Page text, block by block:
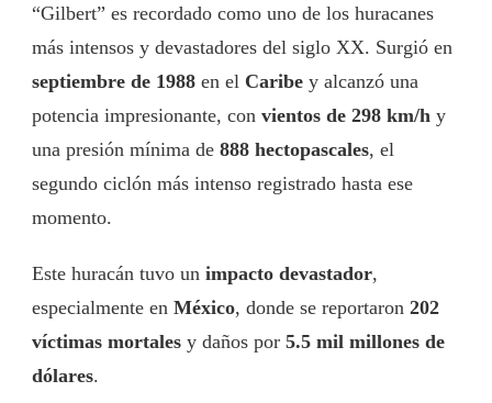
“Gilbert” es recordado como uno de los huracanes
más intensos y devastadores del siglo XX. Surgió en
septiembre de 1988 en el Caribe y alcanzó una
potencia impresionante, con vientos de 298 km/h y
una presión mínima de 888 hectopascales, el
segundo ciclón más intenso registrado hasta ese
momento.
Este huracán tuvo un impacto devastador,
especialmente en México, donde se reportaron 202
víctimas mortales y daños por 5.5 mil millones de
dólares.